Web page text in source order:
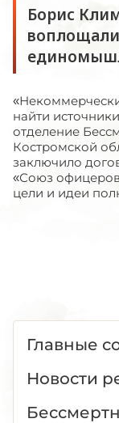
Борис
найти
отделение
Костромской
заключило
«Союз
цели и идеи
Главные
Новости